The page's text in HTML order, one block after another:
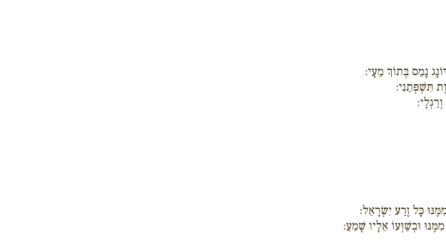
נָמֵס בְּתוֹךְ מֵעָי:
תִּשְׁפְּתֵנִי:
כָּל זֶרַע יִשְׂרָאֵל:
וּבְשַׁוְּעוֹ אֵלָיו שָׁמֵעַ: